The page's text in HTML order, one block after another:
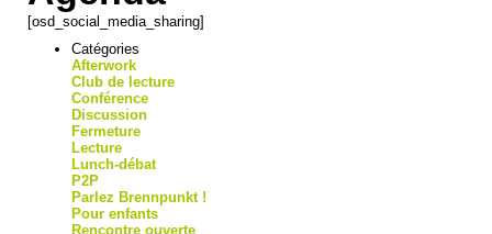
[osd_social_media_sharing]
Catégories
Afterwork
Club de lecture
Conférence
Discussion
Fermeture
Lecture
Lunch-débat
P2P
Parlez Brennpunkt !
Pour enfants
Rencontre ouverte